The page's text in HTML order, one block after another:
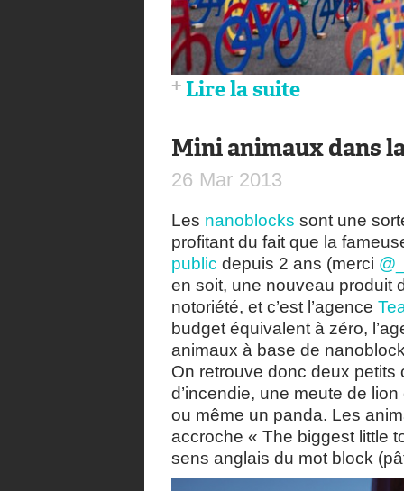
Lire la suite
Mini animaux dans
26 Mar 2013
Les nanoblocks sont une
profitant du fait que la
public depuis 2 ans (merci
en soit, une nouveau produit
notoriété, et c’est l’agence
budget équivalent à zéro,
animaux à base de
On retrouve donc deux
d’incendie, une meute de
ou même un panda. Les
accroche « The biggest little
sens anglais du mot block